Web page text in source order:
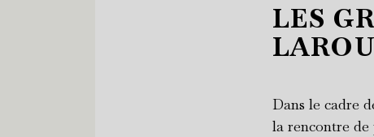
LES
Dans le cadre
la rencontre